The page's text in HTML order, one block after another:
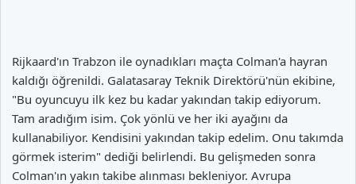
Rijkaard'ın Trabzon ile oynadıkları maçta Colman'a hayran
kaldığı öğrenildi. Galatasaray Teknik Direktörü'nün ekibine,
"Bu oyuncuyu ilk kez bu kadar yakından takip ediyorum.
Tam aradığım isim. Çok yönlü ve her iki ayağını da
kullanabiliyor. Kendisini yakından takip edelim. Onu takımda
görmek isterim" dediği belirlendi. Bu gelişmeden sonra
Colman'ın yakın takibe alınması bekleniyor. Avrupa